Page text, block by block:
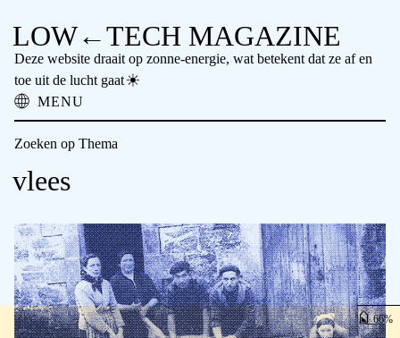
66
LOW←TECH MAGAZINE
Deze website draait op zonne-energie, wat betekent dat ze af en
toe uit de lucht gaat
MENU
Over ons
Lowtech Oplossingen
Vergeten Technologie
Archief
Nieuwsbrief
NTM
Zoeken op Thema
vlees